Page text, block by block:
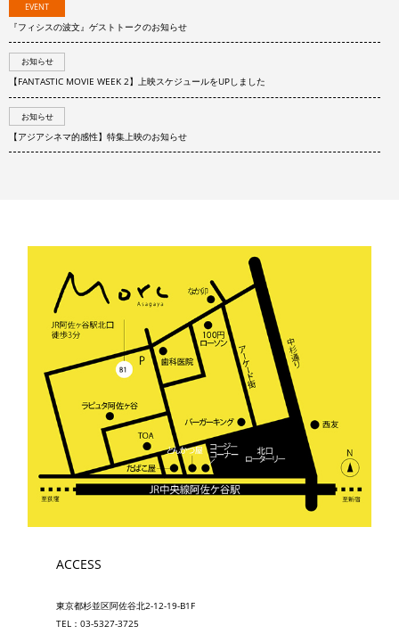
EVENT
『フィシスの波文』ゲストトークのお知らせ
お知らせ
【FANTASTIC MOVIE WEEK 2】上映スケジュールをUPしました
お知らせ
【アジアシネマ的感性】特集上映のお知らせ
ACCESS
東京都杉並区阿佐谷北2-12-19-B1F
TEL：03-5327-3725